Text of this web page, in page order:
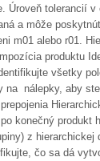
Úroveň tolerancií
a môže
m01 alebo r01.
produktu
všetky
na nálepky, aby
konečný
z
čo sa dá